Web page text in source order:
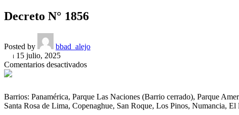
Decreto N° 1856
Posted by
bbad_alejo
On 15 julio, 2025
Comentarios desactivadosen
Barrios: Panamérica, Parque Las Naciones (Barrio cerrado), Parque
Santa Rosa de Lima, Copenaghue, San Roque, Los Pinos, Numancia,